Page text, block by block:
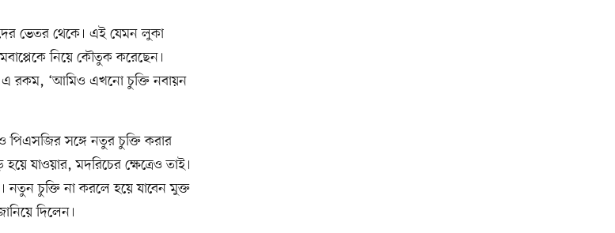
ভেতর থেকে। এই যেমন লুকা
নিয়ে কৌতুক করেছেন।
এ রকম, ‘আমিও এখনো চুক্তি নবায়ন
পিএসজির সঙ্গে নতুর চুক্তি করার
যাওয়ার, মদরিচের ক্ষেত্রেও তাই।
নতুন চুক্তি না করলে হয়ে যাবেন মুক্ত
দিলেন।